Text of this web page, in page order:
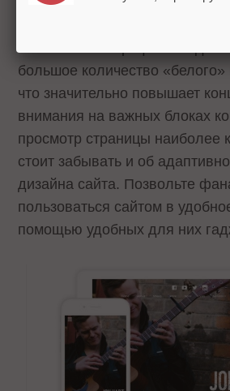
читабельный шрифт. Сегодня в
большое количество «белого»
что значительно повышает
внимания на важных блоках
просмотр страницы
стоит забывать и об
дизайна сайта. Позвольте
пользоваться сайтом в
помощью удобных для них